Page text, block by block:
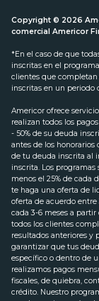
Copyright © 2026
comercial Americor
*En el caso de que
inscritas en el
clientes que completan
inscritas en un periodo
Americor ofrece
realizan todos los
- 50% de su deuda
antes de los honorarios
de tu deuda inscrita al
inscrita. Los programas
menos el 25% de cada
te haga una oferta de
oferta de acuerdo
cada 3-6 meses a
todos los clientes
resultados anteriores y
garantizar que tus
específico o dentro de
realizamos pagos
fiscales, de quiebra,
crédito. Nuestro